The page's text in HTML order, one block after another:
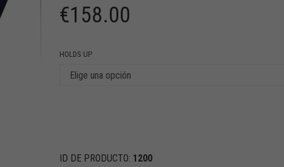
€158.00
HOLDS UP
ID DE PRODUCTO: 1200